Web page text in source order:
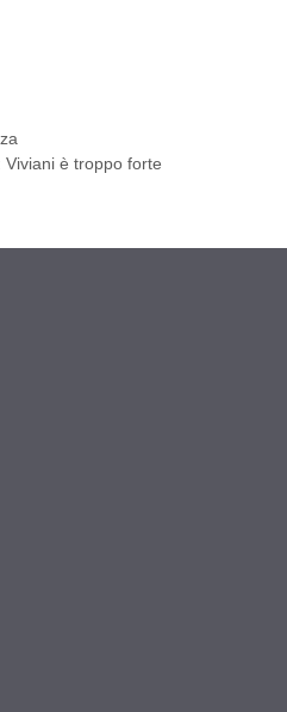
è troppo forte